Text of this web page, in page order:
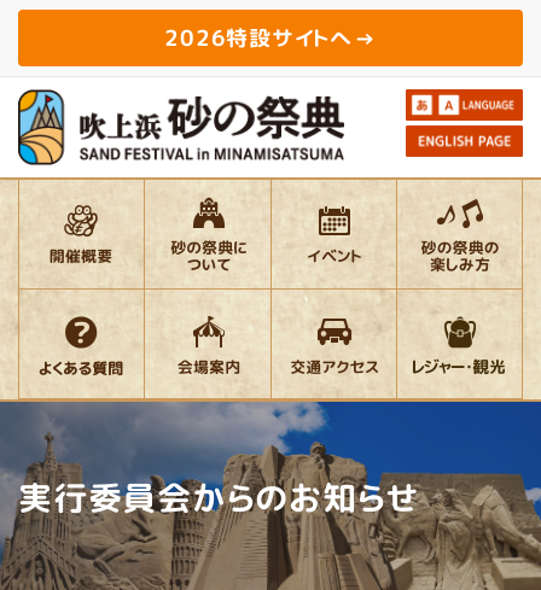
2026特設サイトへ
実行委員会からのお知らせ